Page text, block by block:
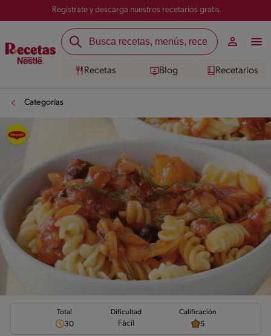
Registrate y descarga nuestros recetarios gratis
Recetas Blog Recetarios
Categorías
Total
30
Dificultad
Fácil
Calificación
5